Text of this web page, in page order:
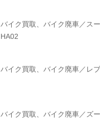
バイク買取、バイク廃車／ス
HA02
バイク買取、バイク廃車／レ
バイク買取、バイク廃車／ズ